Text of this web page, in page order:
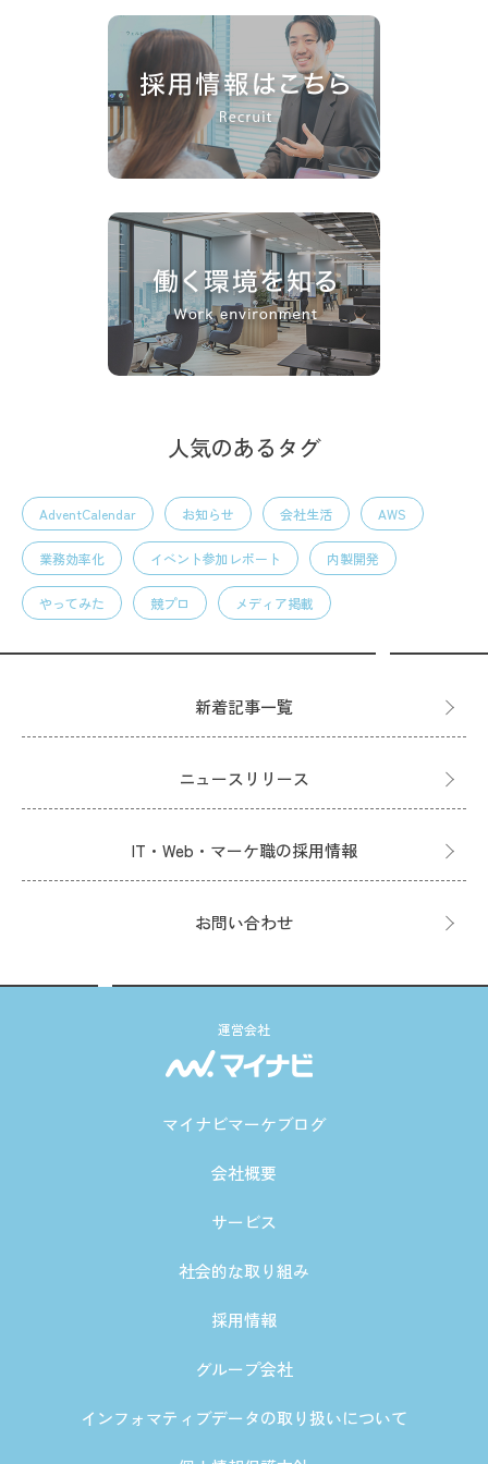
人気のあるタグ
AdventCalendar お知らせ 会社生活 AWS
業務効率化 イベント参加レポート 内製開発
やってみた 競プロ メディア掲載
新着記事一覧
ニュースリリース
IT・Web・マーケ職の採用情報
お問い合わせ
運営会社
マイナビマーケブログ
会社概要
サービス
社会的な取り組み
採用情報
グループ会社
インフォマティブデータの取り扱いについて